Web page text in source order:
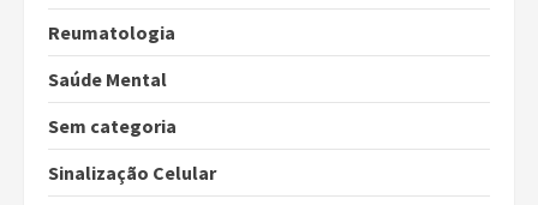
Reumatologia
Saúde Mental
Sem categoria
Sinalização Celular